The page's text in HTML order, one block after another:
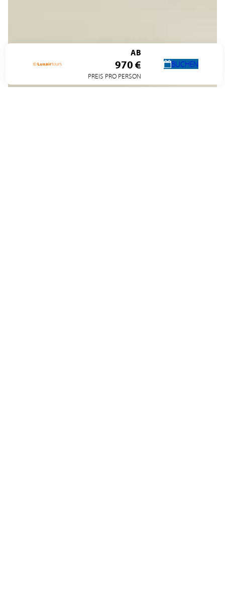
AB
970 €
PREIS PRO PERSON
BUCHEN